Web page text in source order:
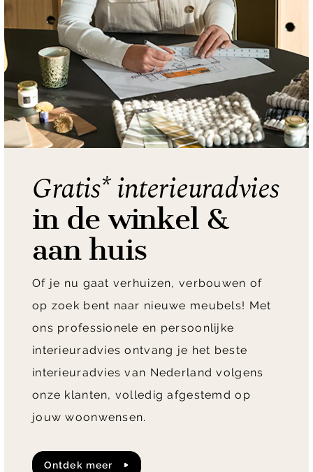
Gratis* interieuradvies
in de winkel &
aan huis
Of je nu gaat verhuizen, verbouwen of
op zoek bent naar nieuwe meubels! Met
ons professionele en persoonlijke
interieuradvies ontvang je het beste
interieuradvies van Nederland volgens
onze klanten, volledig afgestemd op
jouw woonwensen.
ontdek meer